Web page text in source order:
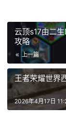
云顶s17由二
攻略
上一篇
王者荣耀世界
2026年4月17日